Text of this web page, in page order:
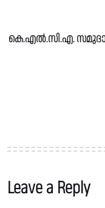
കെ.എൽ.സി.എ.
Leave a Reply